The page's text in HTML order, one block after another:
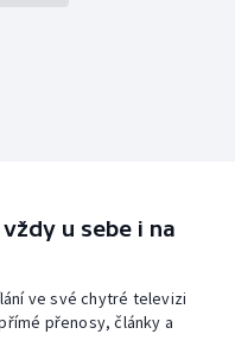
u sebe i na
ve své chytré televizi
přenosy, články a